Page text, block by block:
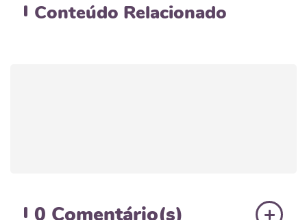
Conteúdo Relacionado
0 Comentário(s)